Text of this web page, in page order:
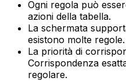
Ogni regola può
azioni della tabella.
La schermata
esistono molte regole.
La priorità di
Corrispondenza
regolare.